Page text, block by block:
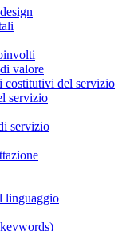
valore
costitutivi del servizio
servizio
servizio
linguaggio